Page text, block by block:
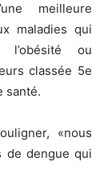
meilleure
maladies qui
ou
classée 5e
santé.
«nous
de dengue qui